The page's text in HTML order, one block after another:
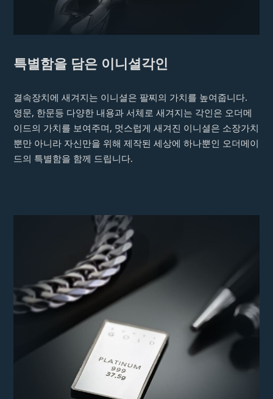
특별함을 담은 이니셜각인
결속장치에 새겨지는 이니셜은 팔찌의 가치를 높여줍니다.
영문, 한문등 다양한 내용과 서체로 새겨지는 각인은 오더메
이드의 가치를 보여주며, 멋스럽게 새겨진 이니셜은 소장가치
뿐만 아니라 자신만을 위해 제작된 세상에 하나뿐인 오더메이
드의 특별함을 함께 드립니다.